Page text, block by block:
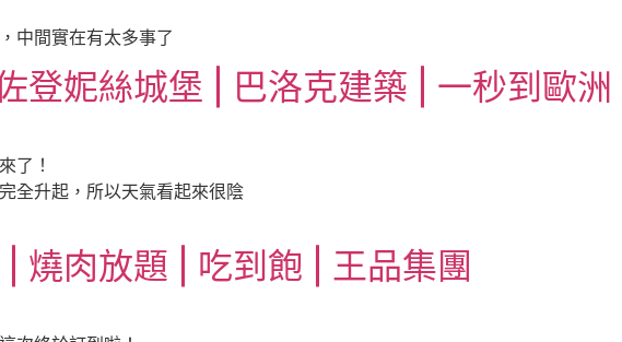
中間實在有太多事了
登妮絲城堡 | 巴洛克建築 | 一秒到歐洲
了！
全升起，所以天氣看起來很陰
| 燒肉放題 | 吃到飽 | 王品集團